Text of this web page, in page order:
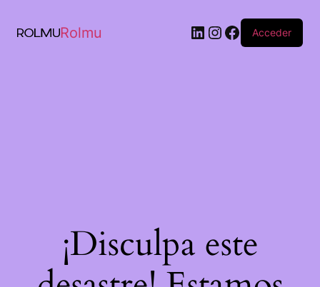
Rolmu Acceder
¡Disculpa este